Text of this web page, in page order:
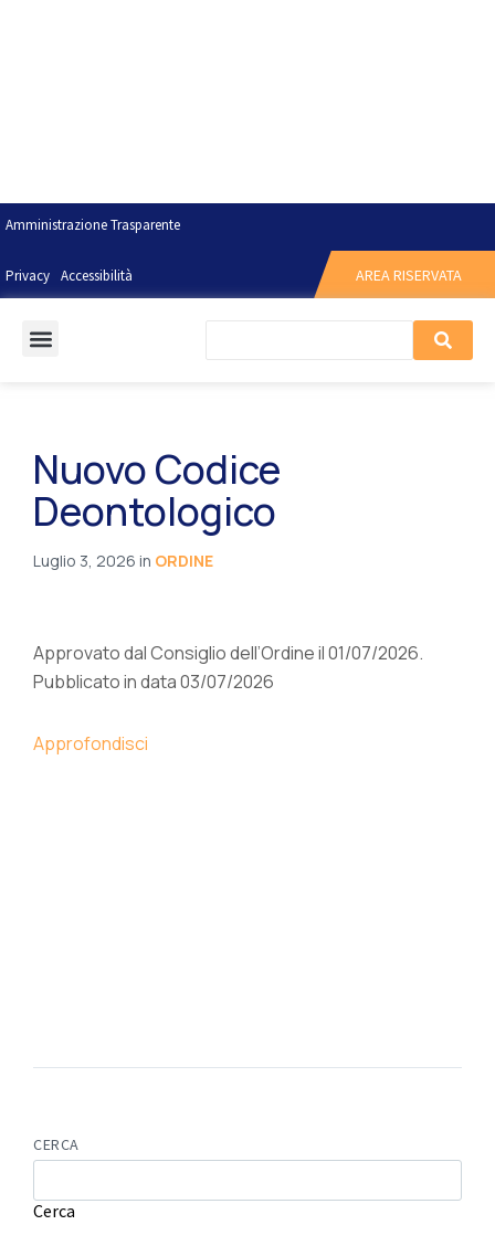
Amministrazione Trasparente
Privacy Accessibilità AREA RISERVATA
Nuovo Codice
Deontologico
Luglio 3, 2026 in ORDINE
Approvato dal Consiglio dell’Ordine il 01/07/2026.
Pubblicato in data 03/07/2026
Approfondisci
CERCA
Cerca